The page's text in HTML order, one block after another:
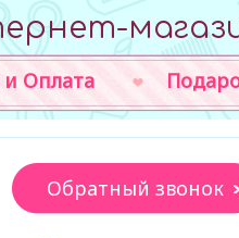
и Оплата
Обратный звонок